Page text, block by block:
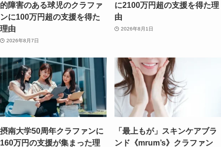
的障害のある球児のクラファ
ンに100万円超の支援を得た
理由
2026年8月7日
に2100万円超の支援を得た理
由
2026年8月1日
摂南大学50周年クラファンに
160万円の支援が集まった理
「最上もが」スキンケアブラ
ンド《mrum’s》クラファン